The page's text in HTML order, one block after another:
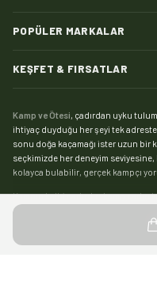
POPÜLER MARKALAR
KEŞFET & FIRSATLAR
Kamp ve Ötesi , çadırdan uyku
ihtiyaç duyduğu her şeyi tek
sonu doğa kaçamağı ister uzun bir
seçkimizde her deneyim
kolayca bulabilir, gerçek kampçı
Kampın kalbi çadırdır:kamp çadırı
boyu geniş yaşam alanlı çadırlara,
pratik şişme çadırlara kadar geniş
kamp yapanlar için su sütununa ve